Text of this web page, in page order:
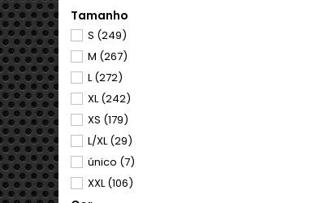
ACESSÓRIOS
ACESSÓRIOS
ACESSÓRIOS
ACESSÓRIOS ESCAPE
ACESSÓRIOS MOTO
ADITIVOS
ADMISÃO
AFINADORES CORRENTE
AIROH(12)
ALPINESTARS
Tamanho
S (249)
M (267)
L(272)
XL(242)
XS (179)
L/XL(29)
único (7)
XXL(106)